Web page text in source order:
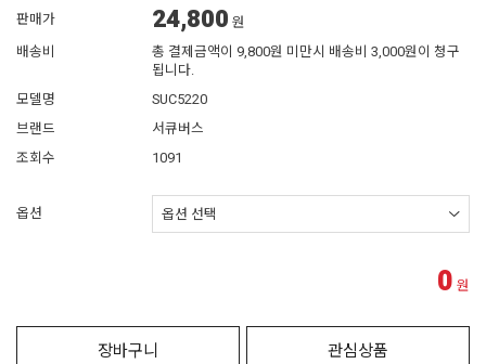
판매가 24,800 원
배송비
총 결제금액이 9,800원 미만시 배송비 3,000원이 청구
됩니다.
모델명
SUC5220
브랜드
서큐버스
조회수
1091
옵션
0 원
장바구니 관심상품